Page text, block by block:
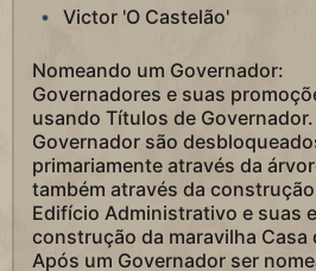
Victor 'O Castelão'
Nomeando um Governador:
Governadores e suas
usando Títulos de
Governador são
primariamente através da
também através da
Edifício Administrativo e suas
construção da maravilha
Após um Governador ser